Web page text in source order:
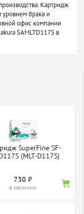
Картридж
уровнем брака и
офис компании
SAMLTD117S в
SuperFine SF-
(MLT-D117S)
730 ₽
в наличии